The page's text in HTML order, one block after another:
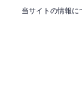
当サイトの情報に